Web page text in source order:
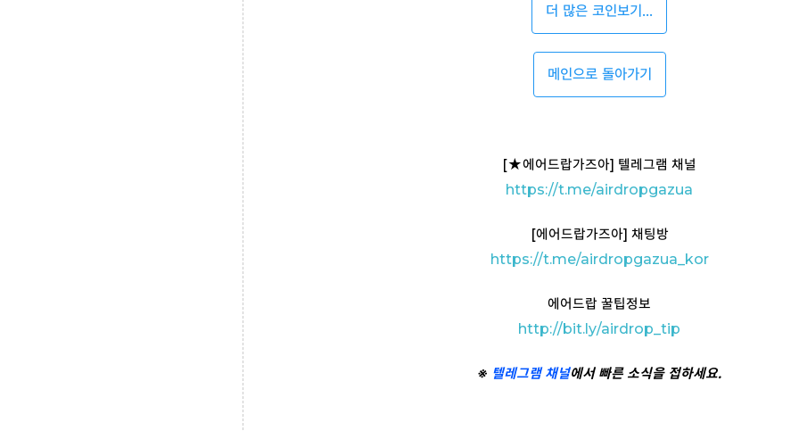
더 많은 코인보기...
메인으로 돌아가기
[★에어드랍가즈아] 텔레그램 채널
https://t.me/airdropgazua
[에어드랍가즈아] 채팅방
https://t.me/airdropgazua_kor
에어드랍 꿀팁정보
http://bit.ly/airdrop_tip
※ 텔레그램채널에서 빠른 소식을 접하세요.